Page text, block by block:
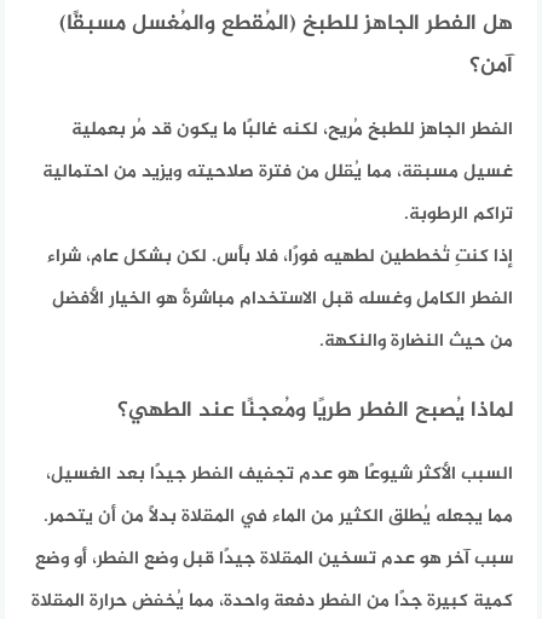
هل الفطر الجاهز للطبخ (المُقطع والمُغسل مسبقًا)
آمن؟
الفطر الجاهز للطبخ مُريح، لكنه غالبًا ما يكون قد مُر بعملية
غسيل مسبقة، مما يُقلل من فترة صلاحيته ويزيد من احتمالية
تراكم الرطوبة.
إذا كنتِ تُخططين لطهيه فورًا، فلا بأس. لكن بشكل عام، شراء
الفطر الكامل وغسله قبل الاستخدام مباشرةً هو الخيار الأفضل
من حيث النضارة والنكهة.
لماذا يُصبح الفطر طريًا ومُعجنًا عند الطهي؟
السبب الأكثر شيوعًا هو عدم تجفيف الفطر جيدًا بعد الغسيل،
مما يجعله يُطلق الكثير من الماء في المقلاة بدلًا من أن يتحمر.
سبب آخر هو عدم تسخين المقلاة جيدًا قبل وضع الفطر، أو وضع
كمية كبيرة جدًا من الفطر دفعة واحدة، مما يُخفض حرارة المقلاة